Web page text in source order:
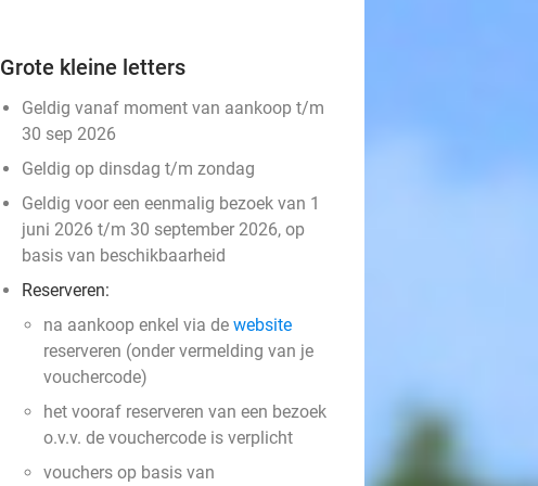
Grote kleine letters
Geldig vanaf moment van aankoop t/m
30 sep 2026
Geldig op dinsdag t/m zondag
Geldig voor een eenmalig bezoek van 1
juni 2026 t/m 30 september 2026, op
basis van beschikbaarheid
Reserveren:
na aankoop enkel via de website
reserveren (onder vermelding van je
vouchercode)
het vooraf reserveren van een bezoek
o.v.v. de vouchercode is verplicht
vouchers op basis van